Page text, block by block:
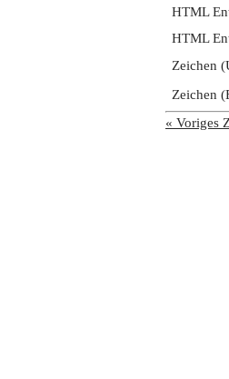
HTML
HTML
Zeichen
Zeichen
« Voriges